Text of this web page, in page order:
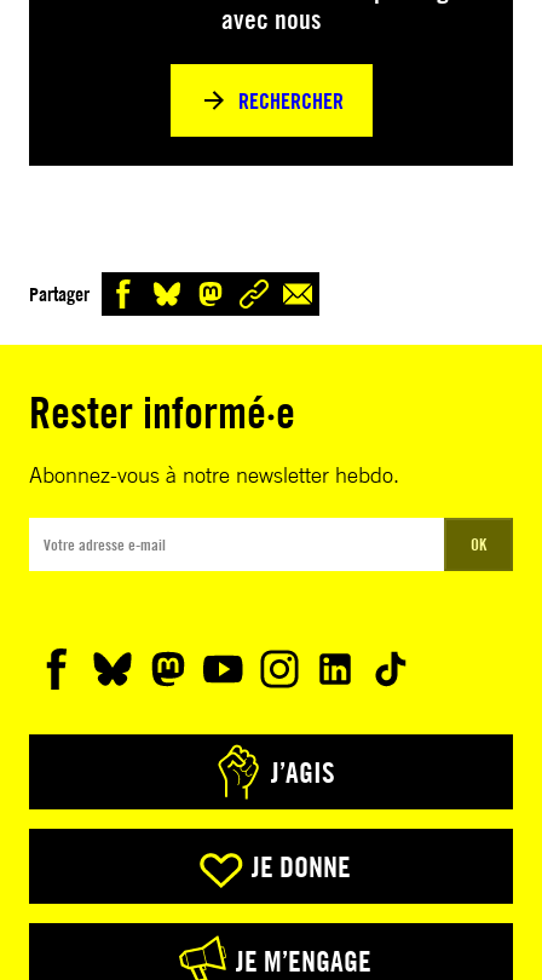
avec nous
RECHERCHER
Partager
Rester informé·e
Abonnez-vous à notre newsletter hebdo.
OK
J’AGIS
JE DONNE
JE M’ENGAGE